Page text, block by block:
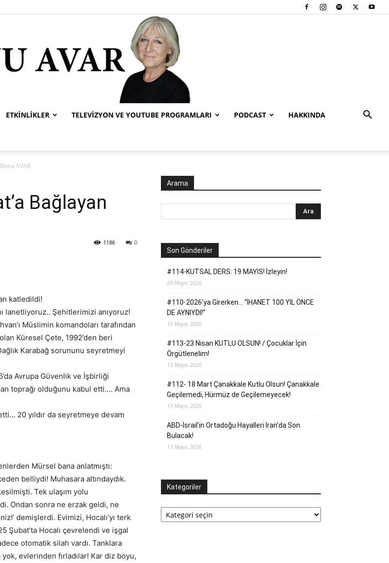
Avar
ETKINLIKLER TELEVIZYON VE YOUTUBE PROGRAMLARI PODCAST HAKKINDA
AVAR
Bağlayan
0
1186
katledildi!
lanetliyoruz.. Şehitlerimizi anıyoruz!
Müslimin komandoları tarafından
Küresel Çete, 1992’den beri
Karabağ sorununu seyretmeyi
Avrupa Güvenlik ve İşbirliği
toprağı olduğunu kabul etti…. Ama
20 yıldır da seyretmeye devam
Mürsel bana anlatmıştı:
belliydi! Muhasara altındaydık.
Tek ulaşım yolu
Ondan sonra ne erzak geldi, ne
demişlerdi. Evimizi, Hocalı’yı terk
Şubat’ta Hocalı çevrelendi ve işgal
otomatik silah vardı. Tanklara
evlerinden fırladılar! Kar diz boyu,
Arama
Son Gönderiler
#114-KUTSAL DERS: 19 MAYIS! İzleyin!
20 Mayıs 2026
#110-2026’ya Girerken… “İHANET 100 YIL ÖNCE
DE AYNIYDI!”
15 Mayıs 2026
#113-23 Nisan KUTLU OLSUN! / Çocuklar İçin
Örgütlenelim!
13 Mayıs 2026
#112- 18 Mart Çanakkale Kutlu Olsun! Çanakkale
Geçilemedi, Hürmüz de Geçilemeyecek!
13 Mayıs 2026
ABD-İsrail’in Ortadoğu Hayalleri İran’da Son
Bulacak!
13 Mayıs 2026
Kategoriler
Kategoriler